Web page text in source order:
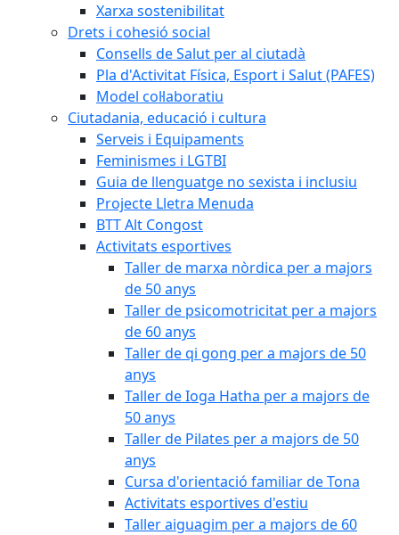
Xarxa sostenibilitat
Drets i cohesió social
Consells de Salut per al ciutadà
Pla d'Activitat Física, Esport i Salut (PAFES)
Model col·laboratiu
Ciutadania, educació i cultura
Serveis i Equipaments
Feminismes i LGTBI
Guia de llenguatge no sexista i inclusiu
Projecte Lletra Menuda
BTT Alt Congost
Activitats esportives
Taller de marxa nòrdica per a majors
de 50 anys
Taller de psicomotricitat per a majors
de 60 anys
Taller de qi gong per a majors de 50
anys
Taller de Ioga Hatha per a majors de
50 anys
Taller de Pilates per a majors de 50
anys
Cursa d'orientació familiar de Tona
Activitats esportives d'estiu
Taller aiguagim per a majors de 60